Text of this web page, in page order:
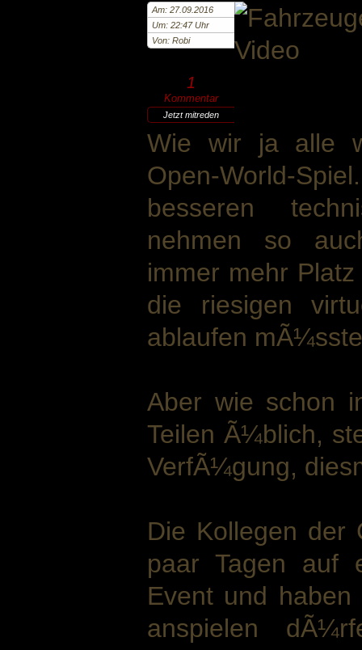
Am: 27.09.2016
Um: 22:47 Uhr
Von: Robi
1
Kommentar
Jetzt mitreden
Wie wir ja alle
Open-World-
besseren
nehmen so
immer mehr
die riesigen
ablaufen
Aber wie schon
Teilen Ã¼blich,
VerfÃ¼gung,
Die Kollegen der
paar Tagen auf
Event und
anspielen